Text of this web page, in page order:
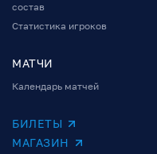
состав
Статистика игроков
МАТЧИ
Календарь матчей
БИЛЕТЫ
МАГАЗИН